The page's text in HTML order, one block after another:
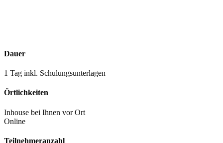
Dauer
1 Tag inkl. Schulungsunterlagen
Örtlichkeiten
Inhouse bei Ihnen vor Ort
Online
Teilnehmeranzahl